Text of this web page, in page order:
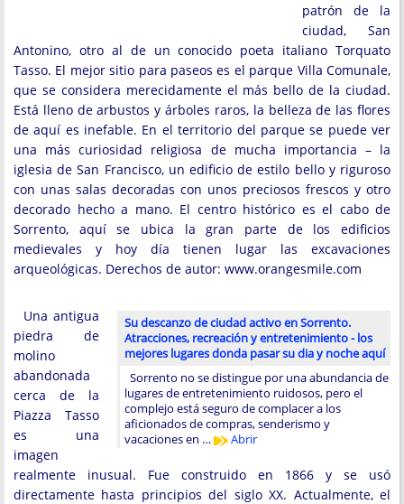
patrón de la
ciudad, San
Antonino, otro al de un conocido poeta italiano Torquato
Tasso. El mejor sitio para paseos es el parque Villa Comunale,
que se considera merecidamente el más bello de la ciudad.
Está lleno de arbustos y árboles raros, la belleza de las flores
de aquí es inefable. En el territorio del parque se puede ver
una más curiosidad religiosa de mucha importancia – la
iglesia de San Francisco, un edificio de estilo bello y riguroso
con unas salas decoradas con unos preciosos frescos y otro
decorado hecho a mano. El centro histórico es el cabo de
Sorrento, aquí se ubica la gran parte de los edificios
medievales y hoy día tienen lugar las excavaciones
arqueológicas. Derechos de autor: www.orangesmile.com
Su descanzo de ciudad activo en Sorrento.
Atracciones, recreación y entretenimiento - los
mejores lugares donda pasar su dia y noche aquí
Sorrento no se distingue por una abundancia de
lugares de entretenimiento ruidosos, pero el
complejo está seguro de complacer a los
aficionados de compras, senderismo y
vacaciones en …
Abrir
Una antigua
piedra de
molino
abandonada
cerca de la
Piazza Tasso
es una
imagen
realmente inusual. Fue construido en 1866 y se usó
directamente hasta principios del siglo XX. Actualmente, el